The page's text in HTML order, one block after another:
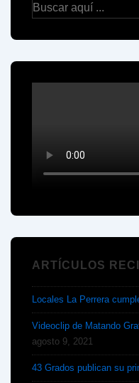
Buscar
por:
ARTÍCULOS
Locales La Perrera
Videoclip de Matando
agosto 9, 2021
43 Grados publican su